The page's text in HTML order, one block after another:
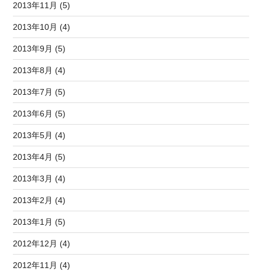
2013年11月 (5)
2013年10月 (4)
2013年9月 (5)
2013年8月 (4)
2013年7月 (5)
2013年6月 (5)
2013年5月 (4)
2013年4月 (5)
2013年3月 (4)
2013年2月 (4)
2013年1月 (5)
2012年12月 (4)
2012年11月 (4)